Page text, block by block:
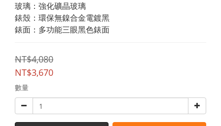
玻璃：強化礦晶玻璃
錶殼：環保無鎳合金電鍍黑
錶面：多功能三眼黑色錶面
NT$4,080
NT$3,670
數量